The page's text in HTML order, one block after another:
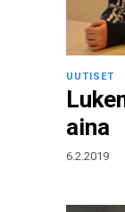
UUTISET
aina
6.2.2019